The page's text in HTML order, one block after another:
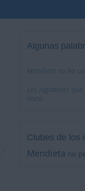
Algunas
Mendieta no ha
Los jugadores
texto.
Clubes de los
Mendieta no